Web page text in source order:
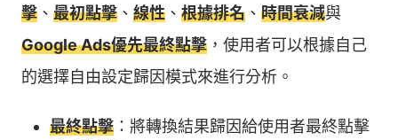
擊 、 最初點擊 、 線性 、 根據排名 、 時間衰減與
Google Ads優先最終點擊 ，使用者可以根據自己
的選擇自由設定歸因模式來進行分析。
最終點擊 ：將轉換結果歸因給使用者最終點擊